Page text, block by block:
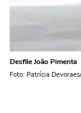
Desfile João Pimenta
Foto: Patrícia